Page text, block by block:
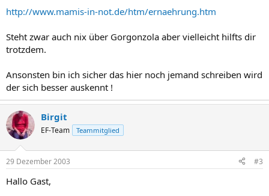
http://www.mamis-in-not.de/htm/ernaehrung.htm
Steht zwar auch nix über Gorgonzola aber vielleicht hilfts dir
trotzdem.
Ansonsten bin ich sicher das hier noch jemand schreiben wird
der sich besser auskennt !
Birgit
EF-Team Teammitglied
29 Dezember 2003 #3
Hallo Gast,